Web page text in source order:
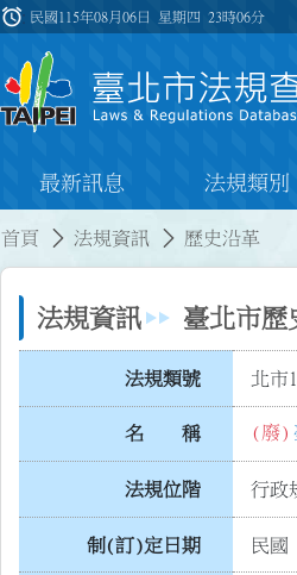
:::
alarm 民國115年08月06日 星期四23時06分
最新訊息 法規類別
首頁 法規資訊 歷史沿革
法規資訊 臺北市歷
法規類號 北市
名 稱 (廢)
法規位階 行政
制(訂)定日期 民